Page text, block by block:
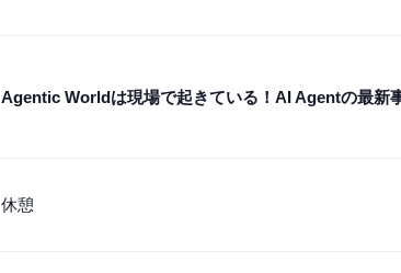
Agentic Worldは現場で起きている！AI Agentの最新
休憩